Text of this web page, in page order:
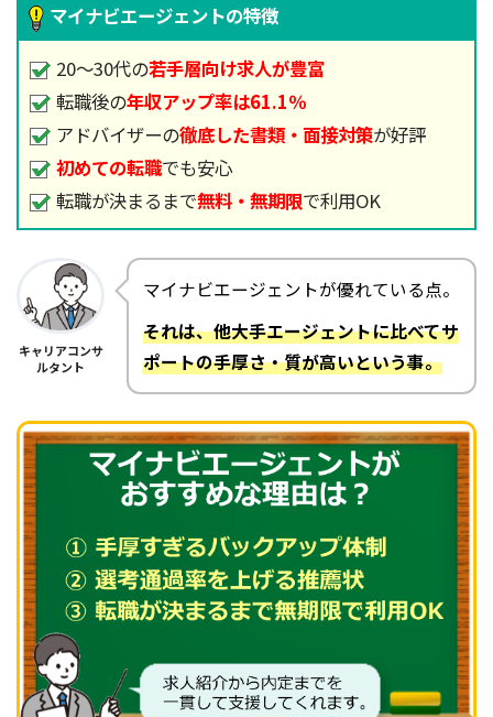
マイナビエージェントの特徴
20～30代の若手層向け求人が豊富
転職後の年収アップ率は61.1％
アドバイザーの徹底した書類・面接対策が好評
初めての転職でも安心
転職が決まるまで無料・無期限で利用OK
キャリアコンサ
ルタント
マイナビエージェントが優れている点。
それは、他大手エージェントに比べてサ
ポートの手厚さ・質が高いという事。